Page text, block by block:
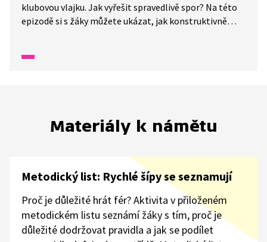
klubovou vlajku. Jak vyřešit spravedlivě spor? Na této
epizodě si s žáky můžete ukázat, jak konstruktivně
Materiály k námětu
Metodický list: Rychlé šípy se seznamují
Proč je důležité hrát fér? Aktivita v přiloženém
metodickém listu seznámí žáky s tím, proč je
důležité dodržovat pravidla a jak se podílet